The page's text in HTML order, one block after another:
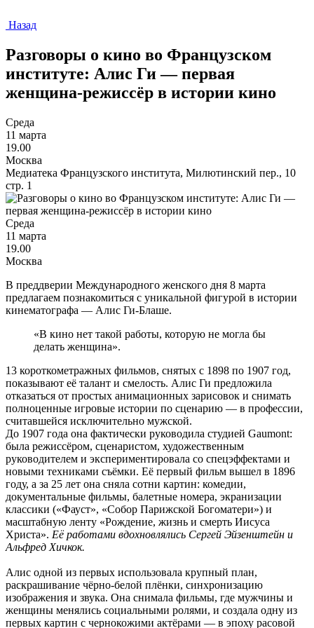
Назад
Разговоры о кино во Французском
институте: Алис Ги — первая
женщина-режиссёр в истории кино
Среда
11 марта
19.00
Москва
Медиатека Французского института, Милютинский пер., 10
стр. 1
Среда
11 марта
19.00
Москва
В преддверии Международного женского дня 8 марта
предлагаем познакомиться с уникальной фигурой в истории
кинематографа — Алис Ги-Блаше.
«В кино нет такой работы, которую не могла бы
делать женщина».
13 короткометражных фильмов, снятых с 1898 по 1907 год,
показывают её талант и смелость. Алис Ги предложила
отказаться от простых анимационных зарисовок и снимать
полноценные игровые истории по сценарию — в профессии,
считавшейся исключительно мужской.
До 1907 года она фактически руководила студией Gaumont:
была режиссёром, сценаристом, художественным
руководителем и экспериментировала со спецэффектами и
новыми техниками съёмки. Её первый фильм вышел в 1896
году, а за 25 лет она сняла сотни картин: комедии,
документальные фильмы, балетные номера, экранизации
классики («Фауст», «Собор Парижской Богоматери») и
масштабную ленту «Рождение, жизнь и смерть Иисуса
Христа». Её работами вдохновлялись Сергей Эйзенштейн и
Альфред Хичкок.
Алис одной из первых использовала крупный план,
раскрашивание чёрно-белой плёнки, синхронизацию
изображения и звука. Она снимала фильмы, где мужчины и
женщины менялись социальными ролями, и создала одну из
первых картин с чернокожими актёрами — в эпоху расовой